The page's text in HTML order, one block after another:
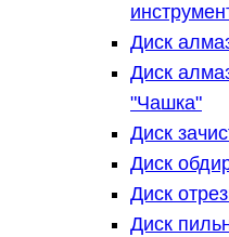
Диск
Диск
"Чашка"
Диск
Диск
Диск
Диск